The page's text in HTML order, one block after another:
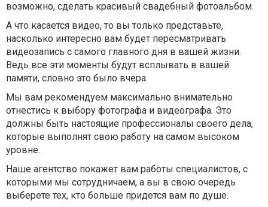
возможно, сделать красивый свадебный фотоальбом.
А что касается видео, то вы только представьте,
насколько интересно вам будет пересматривать
видеозапись с самого главного дня в вашей жизни.
Ведь все эти моменты будут всплывать в вашей
памяти, словно это было вчера.
Мы вам рекомендуем максимально внимательно
отнестись к выбору фотографа и видеографа. Это
должны быть настоящие профессионалы своего дела,
которые выполнят свою работу на самом высоком
уровне.
Наше агентство покажет вам работы специалистов, с
которыми мы сотрудничаем, а вы в свою очередь
выберете тех, кто больше придется вам по душе.